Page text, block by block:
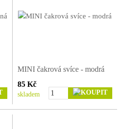
MINI čakrová svíce - modrá
85 Kč
skladem